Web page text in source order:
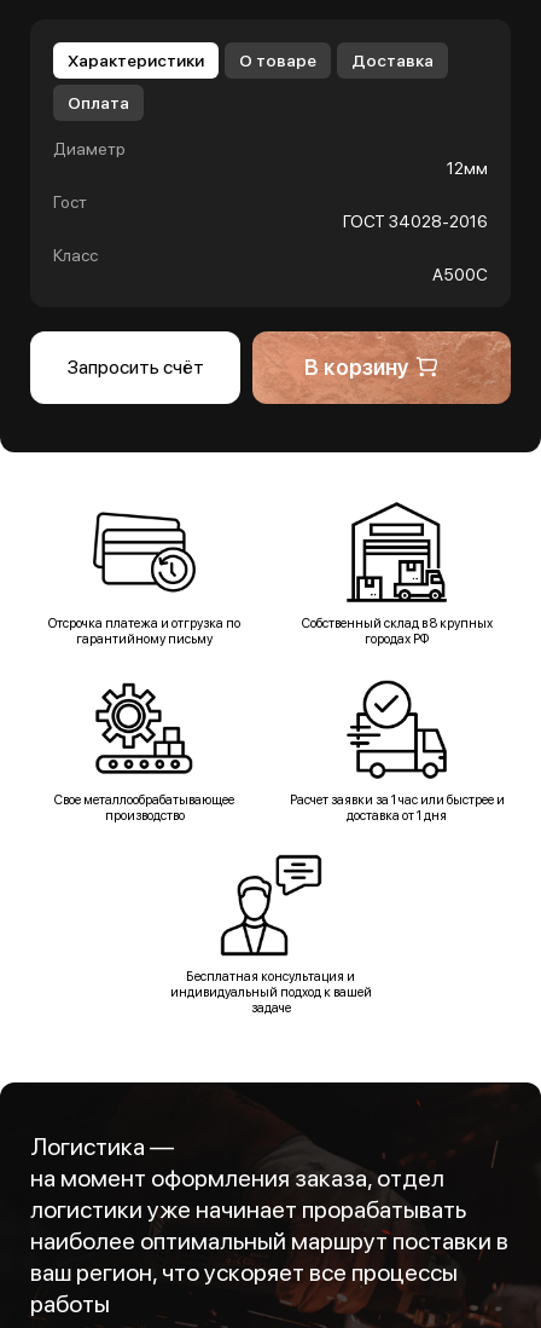
Характеристики О товаре Доставка
Оплата
Диаметр
12мм
Гост
ГОСТ 34028-2016
Класс
А500С
Запросить счёт В корзину
Отсрочка платежа и отгрузка по
гарантийному письму
Собственный склад в 8 крупных
городах РФ
Свое металлообрабатывающее
производство
Расчет заявки за 1 час или быстрее и
доставка от 1 дня
Бесплатная консультация и
индивидуальный подход к вашей
задаче
Логистика —
на момент оформления заказа, отдел
логистики уже начинает прорабатывать
наиболее оптимальный маршрут поставки в
ваш регион, что ускоряет все процессы
работы